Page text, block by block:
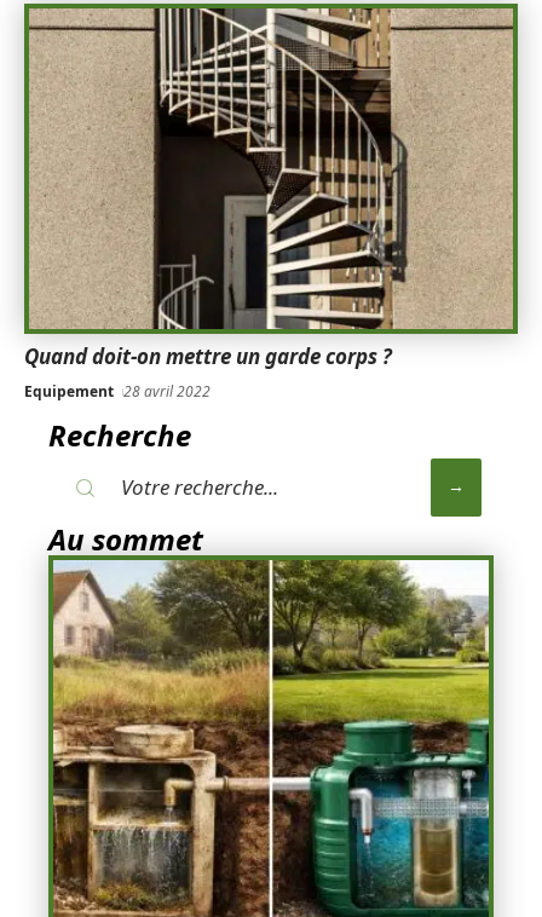
Quand doit-on mettre un garde corps ?
Equipement 28 avril 2022
Recherche
Au sommet